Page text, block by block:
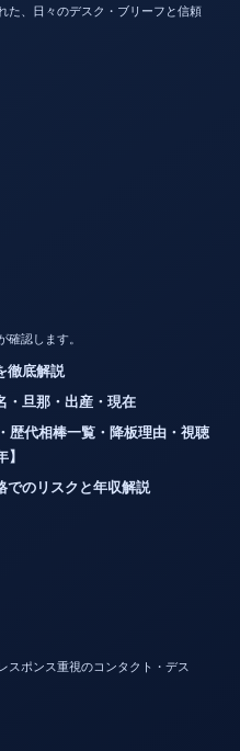
た、日々のデスク・ブリーフと信頼
確認します。
徹底解説
・旦那・出産・現在
歴代相棒一覧・降板理由・視聴
でのリスクと年収解説
スポンス重視のコンタクト・デス